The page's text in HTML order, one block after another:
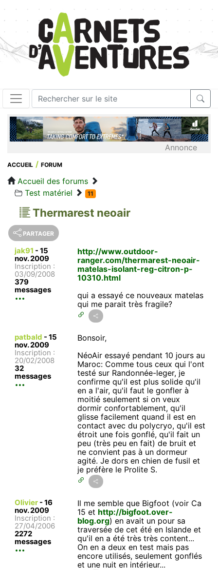
Annonce
ACCUEIL FORUM
Accueil des forums
Test matériel
11
Thermarest neoair
PARTAGER
jak91 - 15
nov. 2009
Inscription :
03/09/2008
379
messages
http://www.outdoor-
ranger.com/thermarest-neoair-
matelas-isolant-reg-citron-p-
10310.html
qui a essayé ce nouveaux matelas
qui me parait très fragile?
patbald - 15
nov. 2009
Inscription :
20/02/2008
32
messages
Bonsoir,
NéoAir essayé pendant 10 jours au
Maroc: Comme tous ceux qui l'ont
testé sur Randonnée-leger, je
confirme qu'il est plus solide qu'il
en a l'air, qu'il faut le gonfler à
moitié seulement si on veux
dormir confortablement, qu'il
glisse facilement quand il est en
contact avec du polycryo, qu'il est
étroit une fois gonflé, qu'il fait un
peu (très peu en fait) de bruit et
ne convient pas à un dormeur
agité. Je dors en chien de fusil et
je préfère le Prolite S.
Olivier - 16
nov. 2009
Inscription :
27/04/2006
2272
messages
Il me semble que Bigfoot (voir Ca
15 et http://bigfoot.over-
blog.org) en avait un pour sa
traversée de cet été en Islande et
qu'il en a été très très content...
On en a deux en test mais pas
encore utilisés, seulement gonflés
et une nuit en intérieur...